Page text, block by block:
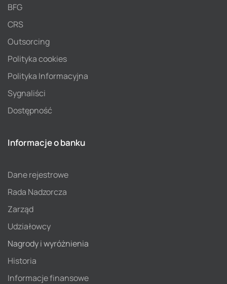
BFG
CRS
Outsorcing
Polityka cookies
Polityka Informacyjna
Sygnaliści
Dostępność
Informacje o banku
Dane rejestrowe
Rada Nadzorcza
Zarząd
Udziałowcy
Nagrody i wyróżnienia
Historia
Informacje finansowe